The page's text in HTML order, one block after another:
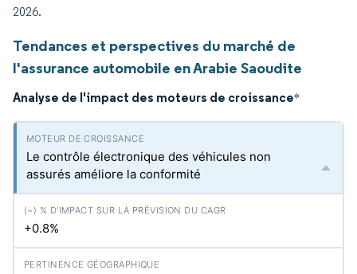
2026.
Tendances et perspectives du marché de
l'assurance automobile en Arabie Saoudite
Analyse de l'impact des moteurs de croissance*
Le contrôle électronique des véhicules non
assurés améliore la conformité
+0.8%